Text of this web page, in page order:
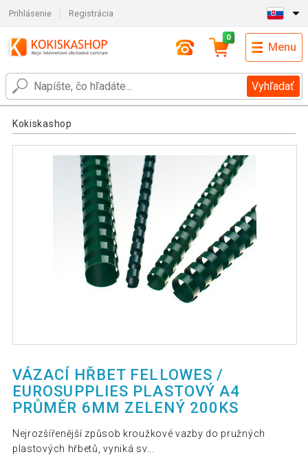
Prihlásenie Registrácia
Vyhľadať
0
Menu
Kokiskashop
VÁZACÍ HŘBET FELLOWES /
EUROSUPPLIES PLASTOVÝ A4
PRŮMĚR 6MM ZELENÝ 200KS
Nejrozšířenější způsob kroužkové vazby do pružných
plastových hřbetů, vyniká sv...